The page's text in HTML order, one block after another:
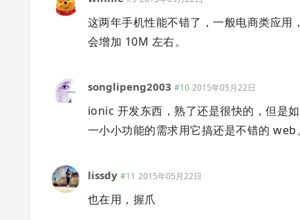
这两年手机性能不错了，一般电商类应
会增加 10M 左右。
songlipeng2003 #10 2015年05月22日
ionic 开发东西，熟了还是很快的，但是
一小小功能的需求用它搞还是不错的
lissdy #11 2015年05月22日
也在用，握爪